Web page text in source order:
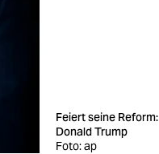
Feiert seine Reform:
Donald Trump
Foto: ap